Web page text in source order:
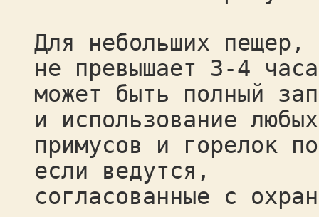
Для небольших пещер,
не превышает 3-4
может быть полный
и использование любых
примусов и горелок
если ведутся,
согласованные с